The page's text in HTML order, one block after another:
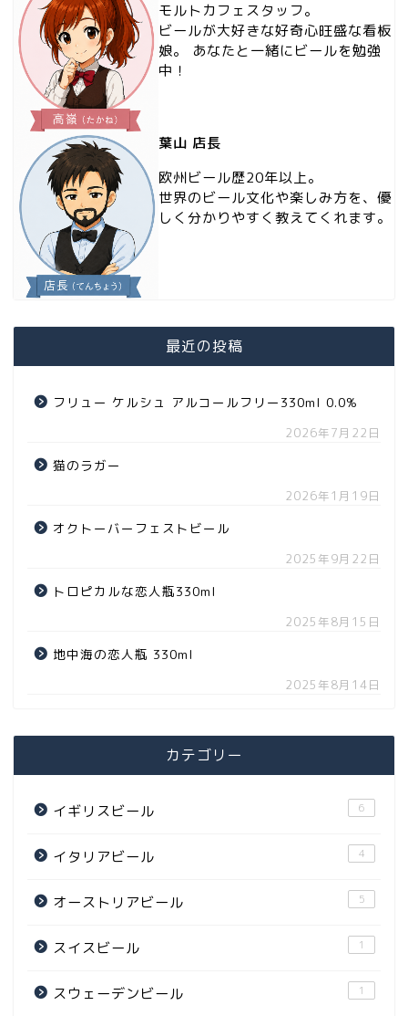
モルトカフェスタッフ。
ビールが大好きな好奇心旺盛な看板
娘。 あなたと一緒にビールを勉強
中！
葉山 店長
欧州ビール歴20年以上。
世界のビール文化や楽しみ方を、優
しく分かりやすく教えてくれます。
最近の投稿
フリュー ケルシュ アルコールフリー330ml 0.0%
2026年7月22日
猫のラガー
2026年1月19日
オクトーバーフェストビール
2025年9月22日
トロピカルな恋人瓶330ml
2025年8月15日
地中海の恋人瓶 330ml
2025年8月14日
カテゴリー
イギリスビール 6
イタリアビール 4
オーストリアビール 5
スイスビール 1
スウェーデンビール 1